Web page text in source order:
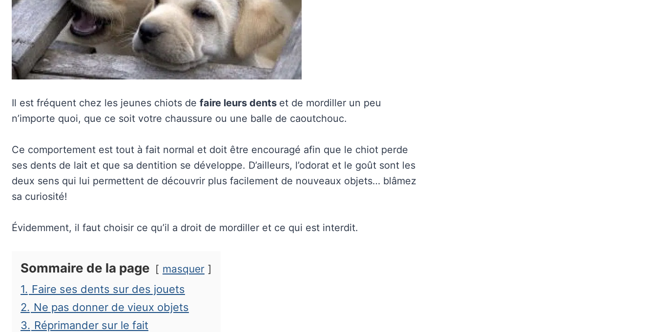
Il est fréquent chez les jeunes chiots de faire leurs dents et de mordiller un peu
n’importe quoi, que ce soit votre chaussure ou une balle de caoutchouc.
Ce comportement est tout à fait normal et doit être encouragé afin que le chiot perde
ses dents de lait et que sa dentition se développe. D’ailleurs, l’odorat et le goût sont les
deux sens qui lui permettent de découvrir plus facilement de nouveaux objets… blâmez
sa curiosité!
Évidemment, il faut choisir ce qu’il a droit de mordiller et ce qui est interdit.
Sommaire de la page masquer
1. Faire ses dents sur des jouets
2. Ne pas donner de vieux objets
3. Réprimander sur le fait